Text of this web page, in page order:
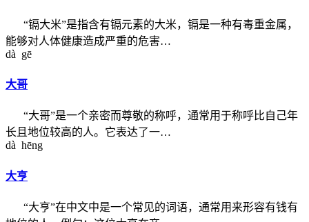
“镉大米”是指含有镉元素的大米，镉是一种有毒重金属，
能够对人体健康造成严重的危害…
dà gē
大哥
“大哥”是一个亲密而尊敬的称呼，通常用于称呼比自己年
长且地位较高的人。它表达了一…
dà hēng
大亨
“大亨”在中文中是一个常见的词语，通常用来形容有钱有